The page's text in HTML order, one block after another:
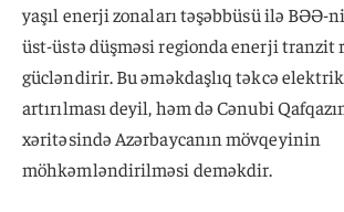
yaşıl enerji zonaları təşəbbüsü ilə BƏƏ-
üst-üstə düşməsi regionda enerji tranzit
gücləndirir. Bu əməkdaşlıq təkcə
artırılması deyil, həm də Cənubi
xəritəsində Azərbaycanın mövqeyinin
möhkəmləndirilməsi deməkdir.